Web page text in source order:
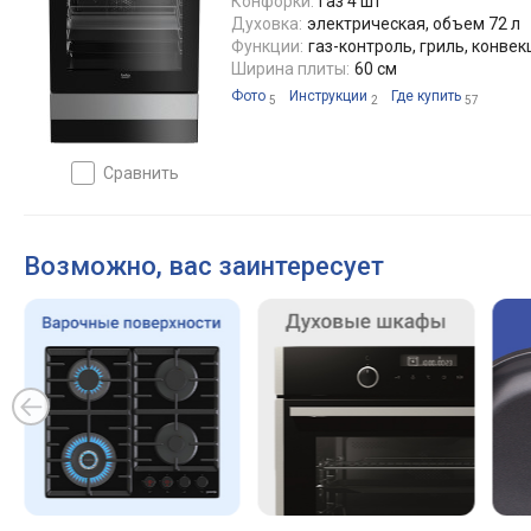
сравнить
Духовка: электрическая, объем 72 л
Функции: газ-контроль, гриль,
Ширина плиты: 60 см
Фото 5 Инструкции 2 Где купить 57
Возможно, вас заинтересует